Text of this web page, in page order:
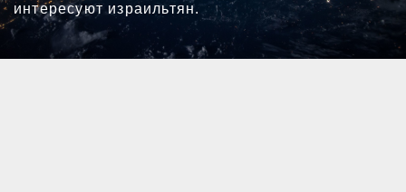
интересуют израильтян.